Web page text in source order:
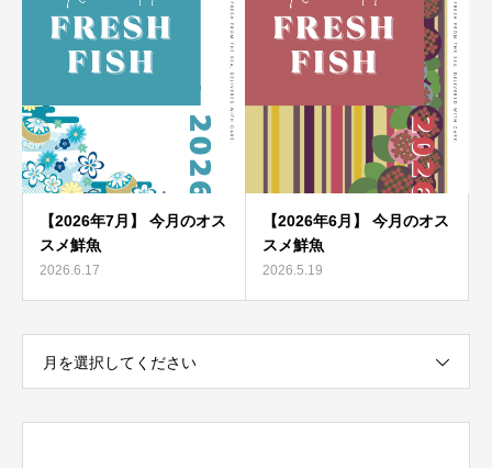
【2026年7月】 今月のオス
スメ鮮魚
2026.6.17
【2026年6月】 今月のオス
スメ鮮魚
2026.5.19
月を選択してください